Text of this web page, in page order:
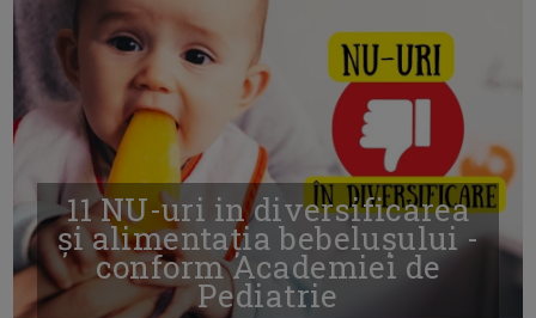
11 NU-uri in diversificarea
și alimentația bebelușului -
conform Academiei de
Pediatrie